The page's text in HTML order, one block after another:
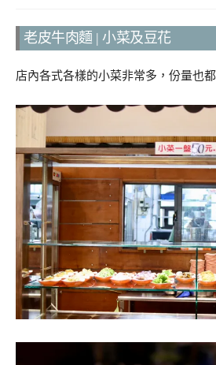
老皮牛肉麵 | 小菜及豆花
店內各式各樣的小菜非常多，份量也